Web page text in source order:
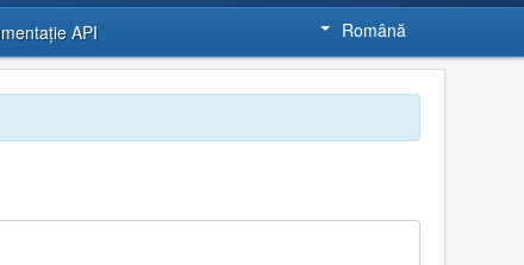
API Română